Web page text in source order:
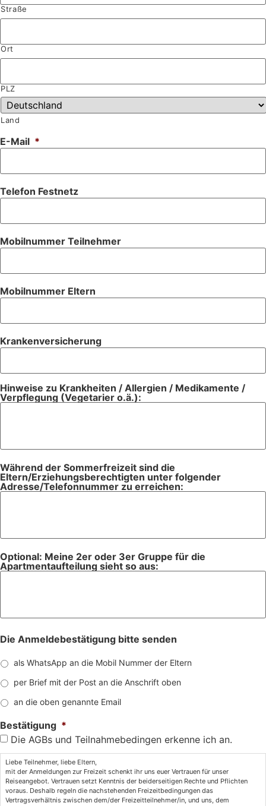
Straße
Ort
PLZ
Land
E-Mail *
Telefon Festnetz
Mobilnummer Teilnehmer
Mobilnummer Eltern
Krankenversicherung
Hinweise zu Krankheiten / Allergien / Medikamente /
Verpflegung (Vegetarier o.ä.):
Während der Sommerfreizeit sind die
Eltern/Erziehungsberechtigten unter folgender
Adresse/Telefonnummer zu erreichen:
Optional: Meine 2er oder 3er Gruppe für die
Apartmentaufteilung sieht so aus:
Die Anmeldebestätigung bitte senden
als WhatsApp an die Mobil Nummer der Eltern
per Brief mit der Post an die Anschrift oben
an die oben genannte Email
Bestätigung *
Die AGBs und Teilnahmebedingen erkenne ich an.
Liebe Teilnehmer, liebe Eltern,
mit der Anmeldungen zur Freizeit schenkt ihr uns euer Vertrauen für unser
Reiseangebot. Vertrauen setzt Kenntnis der beiderseitigen Rechte und Pflichten
voraus. Deshalb regeln die nachstehenden Freizeitbedingungen das
Vertragsverhältnis zwischen dem/der Freizeitteilnehmer/in, und uns, dem